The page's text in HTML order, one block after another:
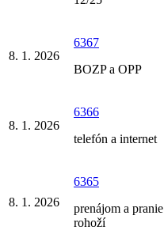
8. 1. 2026
6367
BOZP a OPP
8. 1. 2026
6366
telefón a internet
8. 1. 2026
6365
prenájom a pranie
rohoží